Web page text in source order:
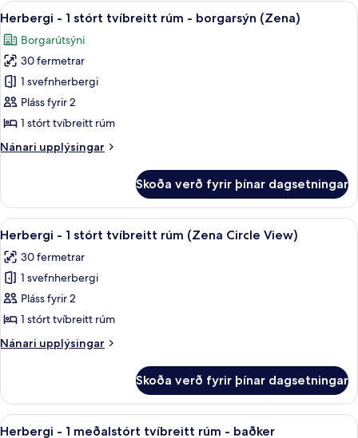
stórt
tvíbreitt
rúm
(Zena)
Skoða
allar
myndir
fyrir
Herbergi
-
1
tvíbreitt
borgarsýn
(Zena)
Ítölsk Frette-rúmföt, rúmföt af
7
Herbergi - 1 stórt tvíbreitt rúm - borgarsýn (Zena)
Borgarútsýni
30 fermetrar
1 svefnherbergi
Pláss fyrir 2
1 stórt tvíbreitt rúm
Nánari upplýsingar
Nánari
-
stórt
tvíbreitt
rúm
(Zena)
Skoða verð fyrir þínar dagsetningar
Skoða
allar
myndir
fyrir
Herbergi
-
1
stórt
rúm
(Zena
Circle
Ítölsk Frette-rúmföt, rúmföt af
10
Herbergi - 1 stórt tvíbreitt rúm (Zena Circle View)
30 fermetrar
1 svefnherbergi
Pláss fyrir 2
1 stórt tvíbreitt rúm
Nánari upplýsingar
Nánari
-
stórt
Skoða verð fyrir þínar dagsetningar
Skoða
Ítölsk Frette-rúmföt, rúmföt af
6
Herbergi - 1 meðalstórt tvíbreitt rúm - baðker